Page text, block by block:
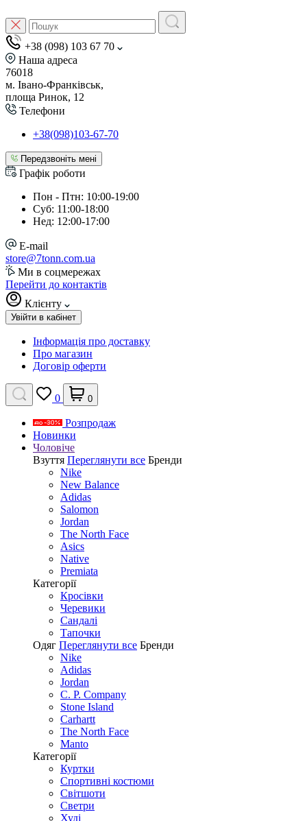
+38 (098) 103 67 70
Наша адреса
76018
м. Івано-Франківськ,
площа Ринок, 12
Телефони
+38(098)103-67-70
Передзвоніть мені
Графік роботи
Пон - Птн: 10:00-19:00
Суб: 11:00-18:00
Нед: 12:00-17:00
E-mail
store@7tonn.com.ua
Ми в соцмережах
Перейти до контактів
Клієнту
Увійти в кабінет
Інформація про доставку
Про магазин
Договір оферти
0 0
Розпродаж
Новинки
Чоловіче
Взуття Переглянути все Бренди
Nike
New Balance
Adidas
Salomon
Jordan
The North Face
Asics
Native
Premiata
Категорії
Кросівки
Черевики
Сандалі
Tапочки
Одяг Переглянути все Бренди
Nike
Adidas
Jordan
C. P. Company
Stone Island
Carhartt
The North Face
Manto
Категорії
Куртки
Спортивні костюми
Світшоти
Светри
Худі